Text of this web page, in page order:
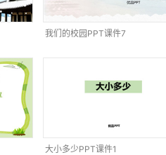
我们的校园PPT课件7
大小多少PPT课件1